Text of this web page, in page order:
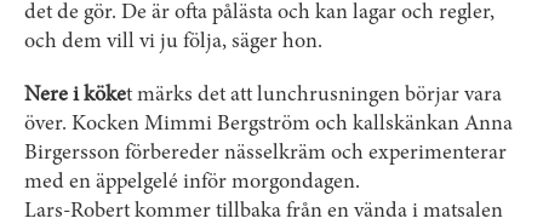
det de gör. De är ofta pålästa och kan lagar och regler,
och dem vill vi ju följa, säger hon.
Nere i köket märks det att lunchrusningen börjar vara
över. Kocken Mimmi Bergström och kallskänkan Anna
Birgersson förbereder nässelkräm och experimenterar
med en äppelgelé inför morgondagen.
Lars-Robert kommer tillbaka från en vända i matsalen